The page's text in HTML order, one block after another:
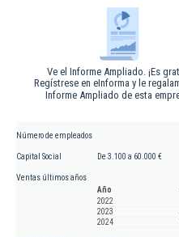
Ve el Informe Ampliado. ¡Es
Regístrese en eInforma y le
Informe Ampliado de esta
Número de empleados
Capital Social De 3.100 a 60.000 €
Ventas últimos años
Año
2022
2023
2024